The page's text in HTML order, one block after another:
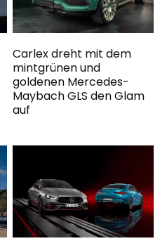
Carlex dreht mit dem
mintgrünen und
goldenen Mercedes-
Maybach GLS den Glam
auf